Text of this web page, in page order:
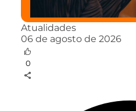
Atualidades
06 de agosto de 2026
0